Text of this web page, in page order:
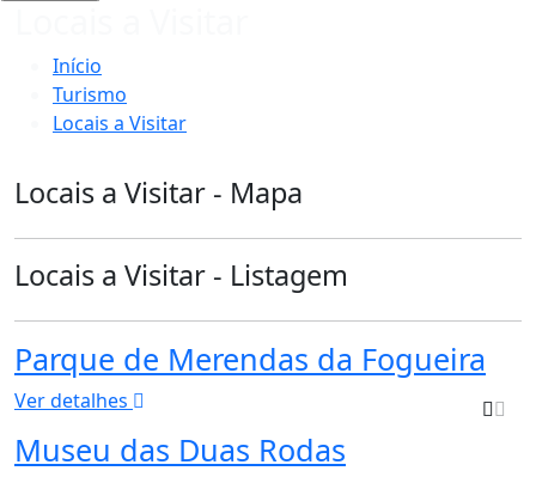
Início
Turismo
Locais a Visitar
Locais a Visitar - Mapa
Locais a Visitar - Listagem
Parque de Merendas da Fogueira
Ver detalhes
Museu das Duas Rodas